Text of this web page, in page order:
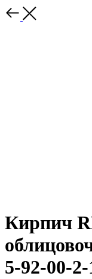
Кирпич
5-92-00-